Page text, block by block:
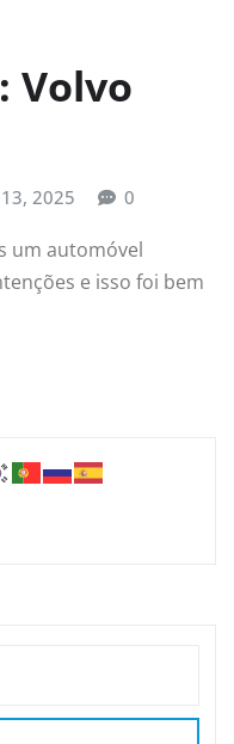
Volvo
2025 0
um automóvel
e isso foi bem